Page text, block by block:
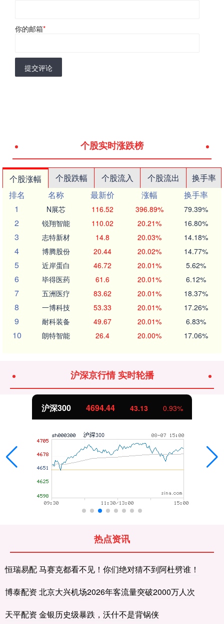
你的邮箱*
提交评论
个股实时涨跌榜
个股涨幅 个股跌幅 个股流入 个股流出
换手率
排名
名称 最新价 涨幅
换手率
1
N展芯 116.52 396.89% 79.39%
2 锐翔智能 110.02 20.21% 16.80%
3 志特新材 14.8 20.03% 14.18%
4 博腾股份 20.44 20.02% 14.77%
5 近岸蛋白 46.72 20.01% 5.62%
6 毕得医药 61.6 20.01% 6.12%
7 五洲医疗 83.62 20.01% 18.37%
8 一博科技 53.33 20.01% 17.26%
9 耐科装备 49.67 20.01% 6.83%
10 朗特智能 26.4 20.00% 17.06%
沪深京行情 实时轮播
沪深300 4694.44 43.13 0.93%
热点资讯
恒瑞易配 马赛克都看不见！你们绝对猜不到阿杜劈谁！
博泰配资 北京大兴机场2026年客流量突破2000万人次
天平配资 金银历史级暴跌，沃什不是背锅侠